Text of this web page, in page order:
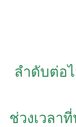
ลำดับต่อ
ช่วงเวลา